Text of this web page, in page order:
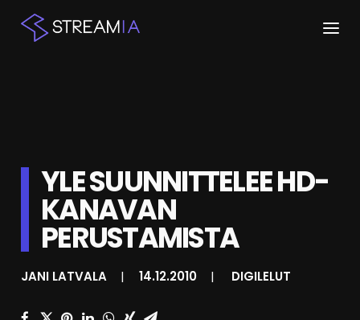
KESKUSTELU
SHOP
YLE SUUNNITTELEE HD-
KANAVAN
PERUSTAMISTA
JANI LATVALA | 14.12.2010 | DIGILELUT